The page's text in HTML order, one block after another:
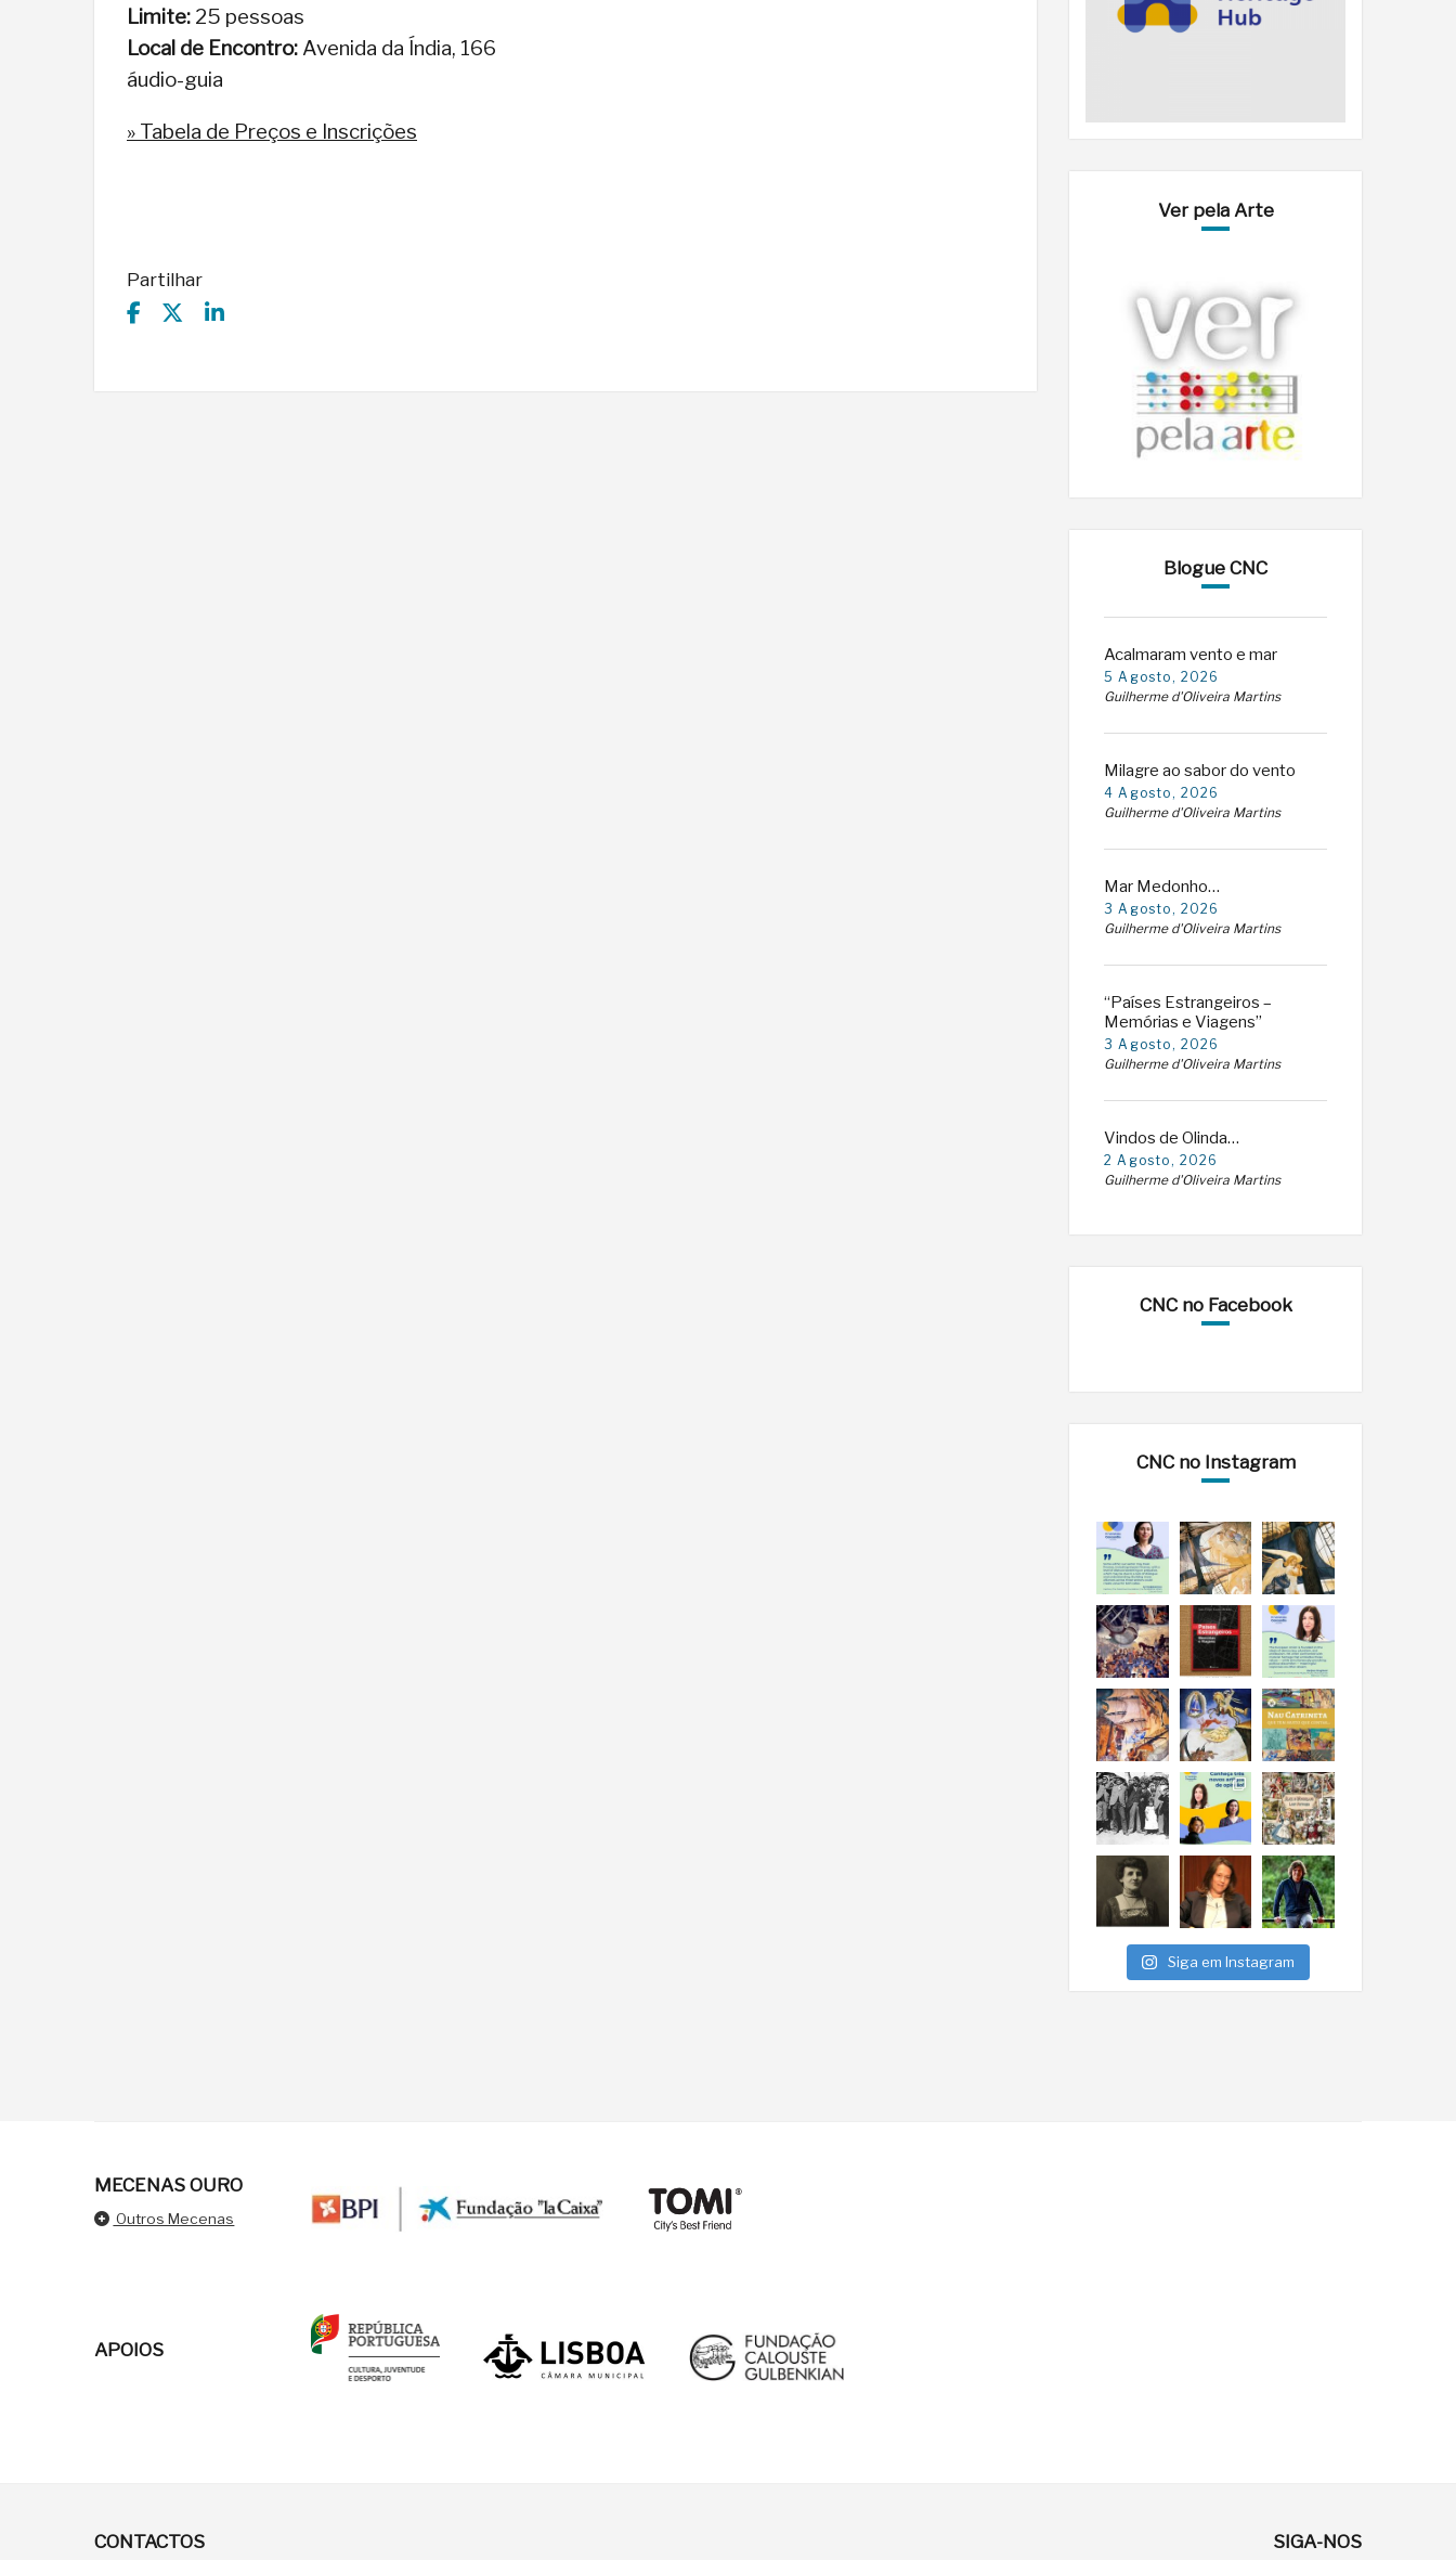
Limite: 25 pessoas
Local de Encontro: Avenida da Índia, 166
áudio-guia
» Tabela de Preços e Inscrições
Partilhar
Ver pela Arte
Blogue CNC
Acalmaram vento e mar
5 Agosto, 2026
Guilherme d'Oliveira Martins
Milagre ao sabor do vento
4 Agosto, 2026
Guilherme d'Oliveira Martins
Mar Medonho…
3 Agosto, 2026
Guilherme d'Oliveira Martins
“Países Estrangeiros –
Memórias e Viagens”
3 Agosto, 2026
Guilherme d'Oliveira Martins
Vindos de Olinda…
2 Agosto, 2026
Guilherme d'Oliveira Martins
CNC no Facebook
CNC no Instagram
Siga em Instagram
MECENAS OURO
Outros Mecenas
APOIOS
CONTACTOS SIGA-NOS